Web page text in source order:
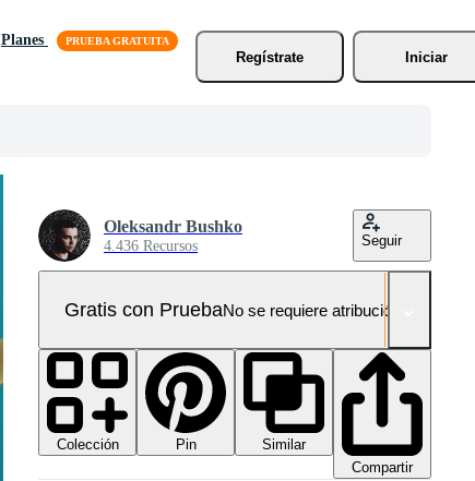
Planes
Regístrate
Iniciar
Oleksandr Bushko
4.436 Recursos Seguir
Gratis con PruebaNo se requiere atribución!
Colección Pin
Similar
Compartir